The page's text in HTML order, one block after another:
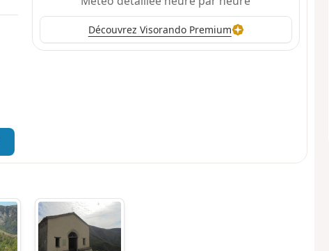
Découvrez Visorando Premium